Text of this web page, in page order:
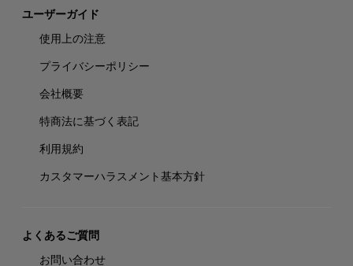
ユーザーガイド
使用上の注意
プライバシーポリシー
会社概要
特商法に基づく表記
利用規約
カスタマーハラスメント基本方針
よくあるご質問
お問い合わせ